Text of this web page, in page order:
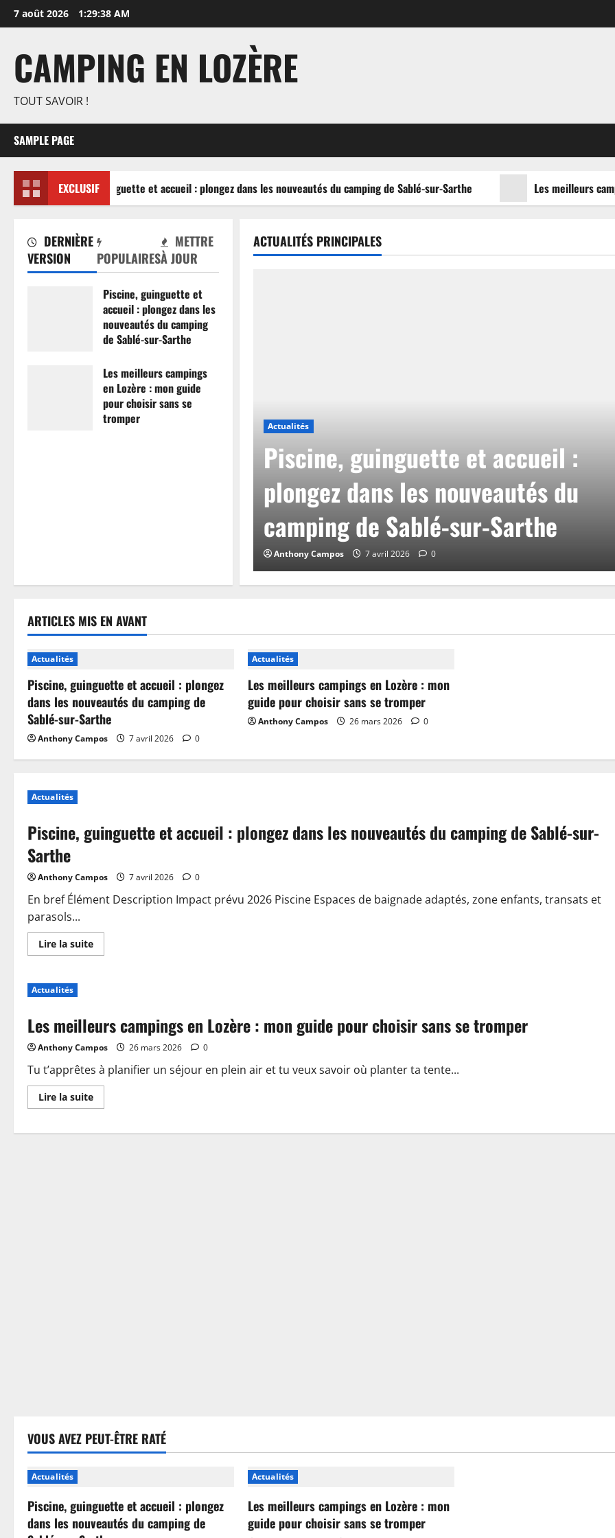
Aller
au
7 août 2026 1:29:38 AM
CAMPING EN LOZÈRE
TOUT SAVOIR !
SAMPLE PAGE
EXCLUSIF
Piscine, guinguette et accueil : plongez dans les nouveautés du camping de Sablé-sur-Sarthe Les meilleurs
DERNIÈRE
VERSION
POPULAIRES
METTRE
À JOUR
Piscine, guinguette et
accueil : plongez dans les
nouveautés du camping
de Sablé-sur-Sarthe
Les meilleurs campings
en Lozère : mon guide
pour choisir sans se
tromper
ACTUALITÉS PRINCIPALES
Actualités
Piscine, guinguette et accueil :
plongez dans les nouveautés du
camping de Sablé-sur-Sarthe
Anthony Campos 7 avril 2026 0
ARTICLES MIS EN AVANT
Actualités
Piscine, guinguette et accueil : plongez
dans les nouveautés du camping de
Sablé-sur-Sarthe
Anthony Campos 7 avril 2026 0
Actualités
Les meilleurs campings en Lozère : mon
guide pour choisir sans se tromper
Anthony Campos 26 mars 2026 0
Actualités
Piscine, guinguette et accueil : plongez dans les nouveautés du camping de Sablé-sur-
Sarthe
Anthony Campos 7 avril 2026 0
En bref Élément Description Impact prévu 2026 Piscine Espaces de baignade adaptés, zone enfants, transats et
parasols...
Lire la suiteEn
savoir
:
plongez
les
du
camping
de
Sablé-
sur-
Actualités
Les meilleurs campings en Lozère : mon guide pour choisir sans se tromper
Anthony Campos 26 mars 2026 0
Tu t’apprêtes à planifier un séjour en plein air et tu veux savoir où planter ta tente...
Lire la suiteEn
savoir
Les
VOUS AVEZ PEUT-ÊTRE RATÉ
Actualités
Piscine, guinguette et accueil : plongez
dans les nouveautés du camping de
Actualités
Les meilleurs campings en Lozère : mon
guide pour choisir sans se tromper